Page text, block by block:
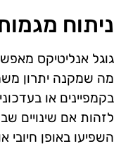
ניתוח
גוגל אנליטיקס
מה שמקנה יתרון
בקמפיינים או
לזהות אם שינויים
השפיעו באופן